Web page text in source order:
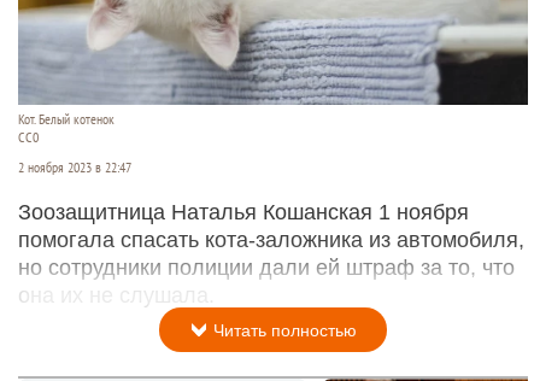
Кот. Белый котенок
СС0
2 ноября 2023 в 22:47
Зоозащитница Наталья Кошанская 1 ноября
помогала спасать кота-заложника из автомобиля,
но сотрудники полиции дали ей штраф за то, что
она их не слушала.
Читать полностью